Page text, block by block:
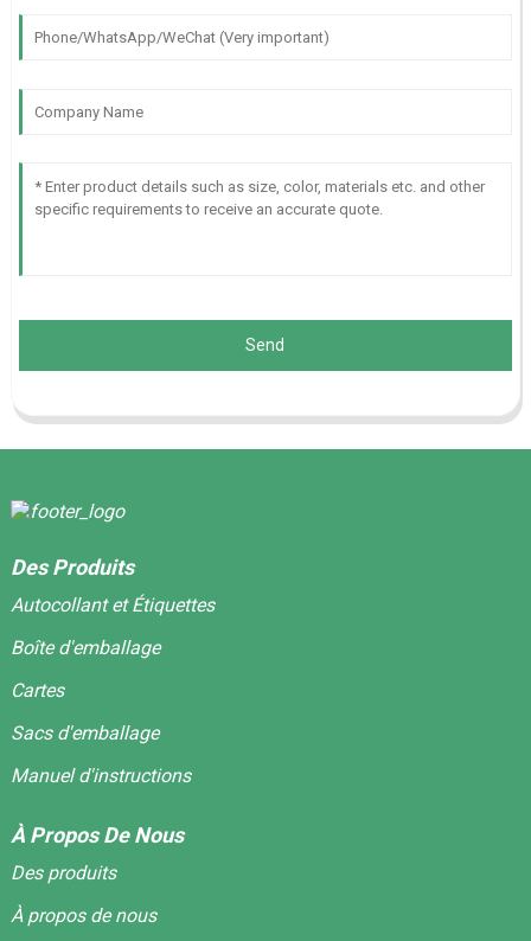
Send
Des Produits
Autocollant et Étiquettes
Boîte d'emballage
Cartes
Sacs d'emballage
Manuel d'instructions
À Propos De Nous
Des produits
À propos de nous